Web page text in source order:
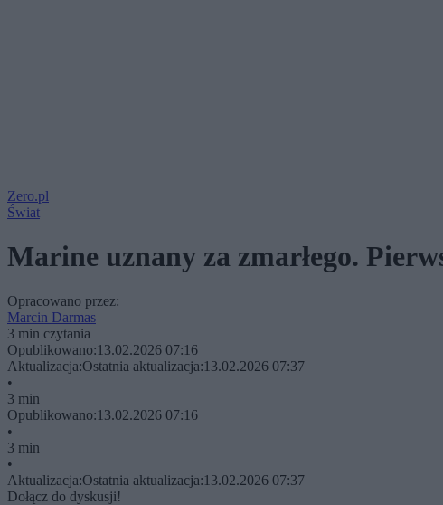
Zero.pl
Świat
Marine uznany za zmarłego.
Opracowano przez:
Marcin Darmas
3 min czytania
Opublikowano:13.02.2026 07:16
Aktualizacja:Ostatnia aktualizacja:13.02.2026 07:37
•
3 min
Opublikowano:13.02.2026 07:16
•
3 min
•
Aktualizacja:Ostatnia aktualizacja:13.02.2026 07:37
Dołącz do dyskusji!